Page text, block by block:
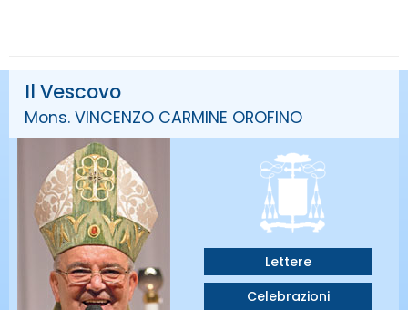
Il Vescovo
Mons. VINCENZO CARMINE OROFINO
Lettere
Celebrazioni